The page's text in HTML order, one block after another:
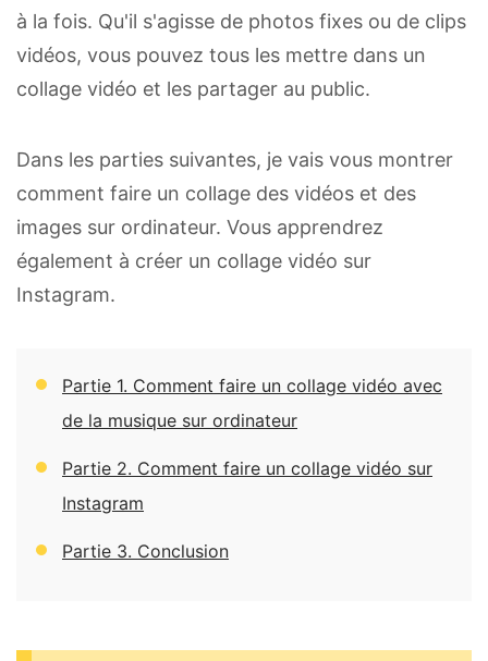
à la fois. Qu'il s'agisse de photos fixes ou de clips
vidéos, vous pouvez tous les mettre dans un
collage vidéo et les partager au public.
Dans les parties suivantes, je vais vous montrer
comment faire un collage des vidéos et des
images sur ordinateur. Vous apprendrez
également à créer un collage vidéo sur
Instagram.
Partie 1. Comment faire un collage vidéo avec
de la musique sur ordinateur
Partie 2. Comment faire un collage vidéo sur
Instagram
Partie 3. Conclusion